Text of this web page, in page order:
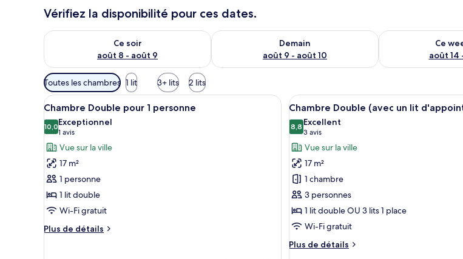
Vérifiez la disponibilité pour ces dates.
Ce soir
août 8 - août 9
Vérifier la disponibilité pour ce soir août 8 - août 9
Demain
août 9 - août 10
Vérifier la disponibilité pour demain août 9 - août 10
Ce
août 14
Vérifier la
Filtres
disponibles
pour
les
chambres
Toutes les chambres 1 lit 3+ lits 2 lits
Afficher
toutes
les
photos
pour
ce
type
de
chambre :
Chambre
Une chambre d’hôtel avec un grand lit, un bureau et un balcon équipé de chaises.
6
Chambre Double pour 1 personne
10,010,0 sur 10
Exceptionnel
1 avis
(1 avis)
Vue sur la ville
17 m²
1 personne
1 lit double
Wi-Fi gratuit
Plus de détails
Plus
Afficher
toutes
les
photos
pour
ce
type
de
chambre :
Chambre
Double
Une chambre
6
Chambre Double (avec un lit
8,88,8 sur 10
Excellent
3 avis
(3 avis)
Vue sur la ville
17 m²
1 chambre
3 personnes
1 lit double OU 3 lits 1 place
Wi-Fi gratuit
Plus de détails
Plus